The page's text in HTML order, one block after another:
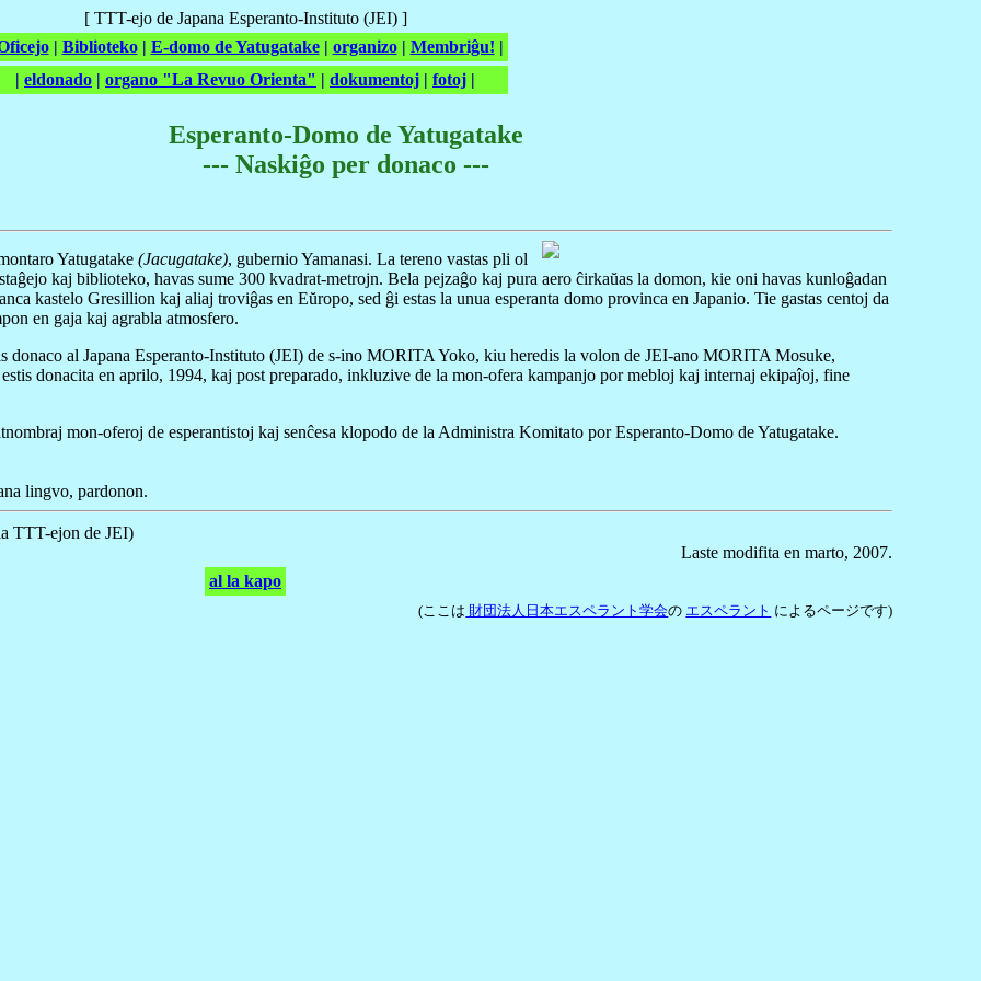
[ TTT-ejo de Japana Esperanto-Instituto (JEI) ]
| Biblioteko| E-domo de Yatugatake| organizo| Membriĝu! |
| eldonado | organo "La Revuo Orienta" | dokumentoj | fotoj |
Esperanto-Domo de Yatugatake
--- Naskiĝo per donaco ---
Yatugatake (Jacugatake), gubernio Yamanasi. La tereno vastas pli ol
kaj biblioteko, havas sume 300 kvadrat-metrojn. Bela pejzaĝo kaj pura aero ĉirkaŭas la domon, kie oni havas kunloĝadan
kastelo Gresillion kaj aliaj troviĝas en Eŭropo, sed ĝi estas la unua esperanta domo provinca en Japanio. Tie gastas centoj da
en gaja kaj agrabla atmosfero.
donaco al Japana Esperanto-Instituto (JEI) de s-ino MORITA Yoko, kiu heredis la volon de JEI-ano MORITA Mosuke,
donacita en aprilo, 1994, kaj post preparado, inkluzive de la mon-ofera kampanjo por mebloj kaj internaj ekipaĵoj, fine
mon-oferoj de esperantistoj kaj senĉesa klopodo de la Administra Komitato por Esperanto-Domo de Yatugatake.
lingvo, pardonon.
TTT-ejon de JEI)
Laste modifita en marto, 2007.
al la kapo
(ここは 財団法人日本エスペラント学会の エスペラント によるページです)